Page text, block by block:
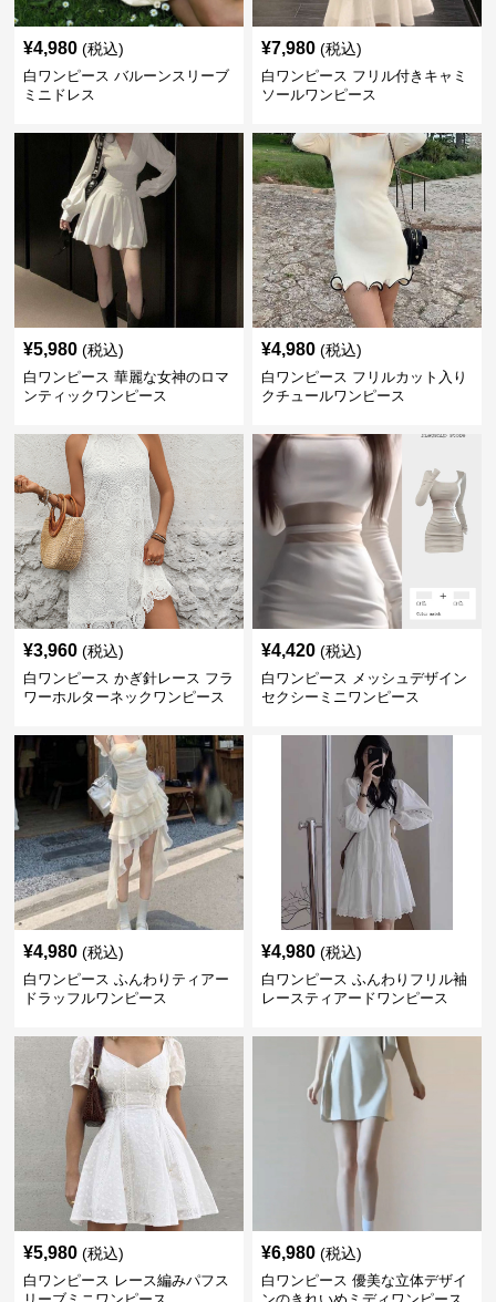
¥4,980 (税込)
白ワンピース バルーンスリーブ
ミニドレス
¥7,980 (税込)
白ワンピース フリル付きキャミ
ソールワンピース
¥5,980 (税込)
白ワンピース 華麗な女神のロマ
ンティックワンピース
¥4,980 (税込)
白ワンピース フリルカット入り
クチュールワンピース
¥3,960 (税込)
白ワンピース かぎ針レース フラ
ワーホルターネックワンピース
¥4,420 (税込)
白ワンピース メッシュデザイン
セクシーミニワンピース
¥4,980 (税込)
白ワンピース ふんわりティアー
ドラッフルワンピース
¥4,980 (税込)
白ワンピース ふんわりフリル袖
レースティアードワンピース
¥5,980 (税込)
白ワンピース レース編みパフス
¥6,980 (税込)
白ワンピース 優美な立体デザイ